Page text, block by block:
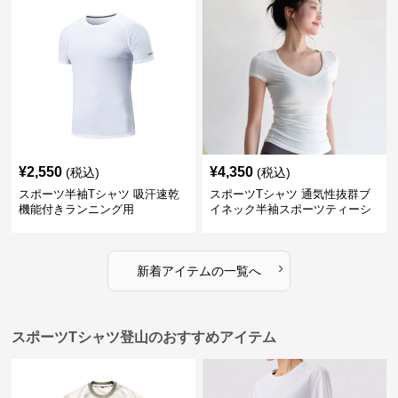
¥2,550 (税込)
スポーツ半袖Tシャツ 吸汗速乾
機能付きランニング用
¥4,350 (税込)
スポーツTシャツ 通気性抜群ブ
イネック半袖スポーツティーシ
新着アイテムの一覧へ ›
スポーツTシャツ登山のおすすめアイテム